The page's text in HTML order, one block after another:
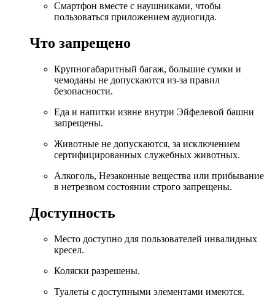
Смартфон вместе с наушниками, чтобы
пользоваться приложением аудиогида.
Что запрещено
Крупногабаритный багаж, большие сумки и
чемоданы не допускаются из-за правил
безопасности.
Еда и напитки извне внутри Эйфелевой башни
запрещены.
Животные не допускаются, за исключением
сертифицированных служебных животных.
Алкоголь, Незаконные вещества или прибывание
в нетрезвом состоянии строго запрещены.
Доступность
Место доступно для пользователей инвалидных
кресел.
Коляски разрешены.
Туалеты с доступными элементами имеются.